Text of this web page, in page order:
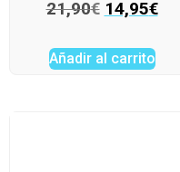
21,90€ 14,95€
Añadir al carrito